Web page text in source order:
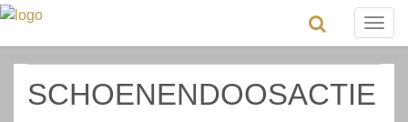
SCHOENENDOOSACTIE